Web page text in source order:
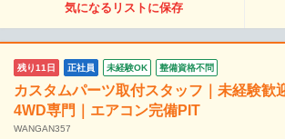
気になるリストに保存
残り11日 正社員 未経験OK 整備資格不問
カスタムパーツ取付スタッフ｜未経験歓
4WD専門｜エアコン完備PIT
WANGAN357